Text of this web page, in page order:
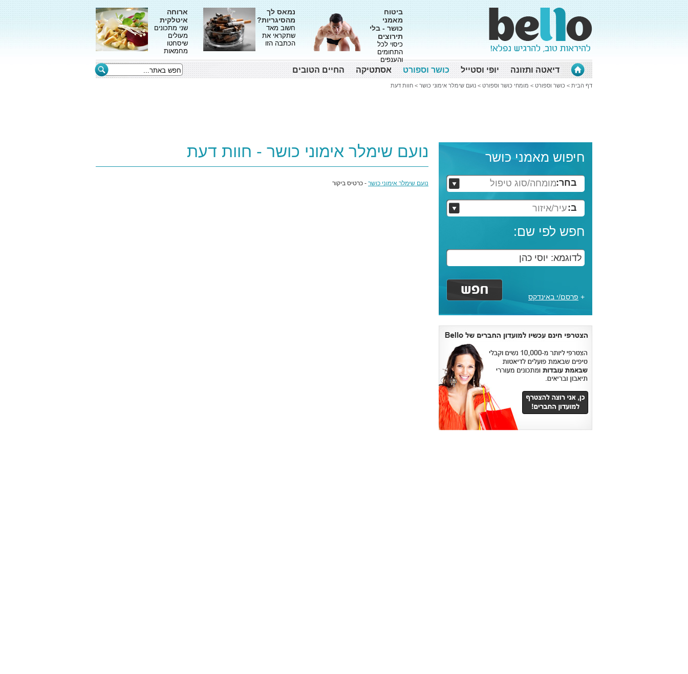
ביטוח
מאמני
כושר - בלי
תירוצים
כיסוי לכל
התחומים
והענפים
נמאס לך
מהסיגריות?
חשוב מאד
שתקראי את
הכתבה הזו
ארוחה
איטלקית
שני מתכונים
מעולים
שיסחטו
מחמאות
דיאטה ותזונה יופי וסטייל כושר וספורט אסתטיקה החיים הטובים
דף הבית > כושר וספורט > מומחי כושר וספורט > נועם שימלר אימוני כושר > חוות דעת
חיפוש מאמני כושר
בחר:מומחה/סוג טיפול
ב:עיר/איזור
חפש לפי שם:
+ פרסם/י באינדקס
נועם שימלר אימוני כושר - חוות דעת
נועם שימלר אימוני כושר - כרטיס ביקור